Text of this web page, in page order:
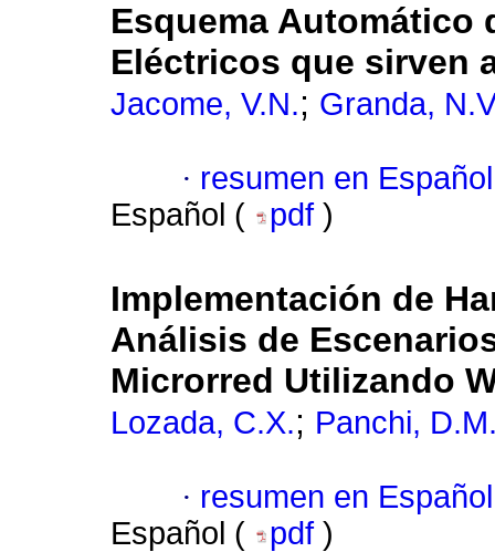
Esquema Automático
Eléctricos que sirven
Jacome, V.N.; Granda,
· resumen en Español
Español (
pdf )
Implementación de
Análisis de
Microrred Utilizando
Lozada, C.X.; Panchi,
· resumen en Español
Español (
pdf )